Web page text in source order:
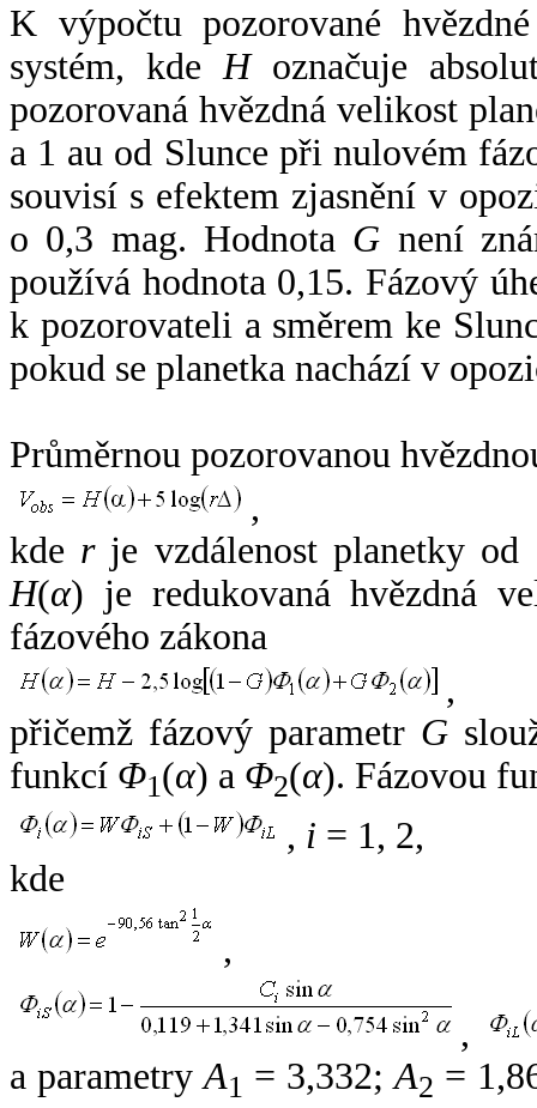
K výpočtu pozorované
systém, kde Hoznačuje
pozorovaná hvězdná velikost
a 1 au od Slunce při nulovém
souvisí s efektem zjasnění v
o 0,3 mag. Hodnota G není
používá hodnota 0,15. Fázový
k pozorovateli a směrem ke
pokud se planetka nachází v
Průměrnou pozorovanou
,
kde rje vzdálenost planetky od
H(α) je redukovaná hvězdná
fázového zákona
,
přičemž fázový parametr G
funkcí Φ1(α) a Φ2(α). Fázovou
, i = 1, 2,
kde
,
,
a parametryA1 = 3,332;A2 =